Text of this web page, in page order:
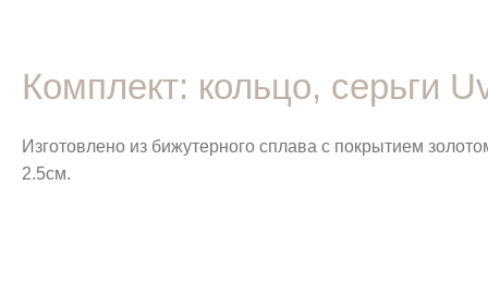
Комплект: кольцо, серьги
Изготовлено из бижутерного сплава с покрытием
2.5см.